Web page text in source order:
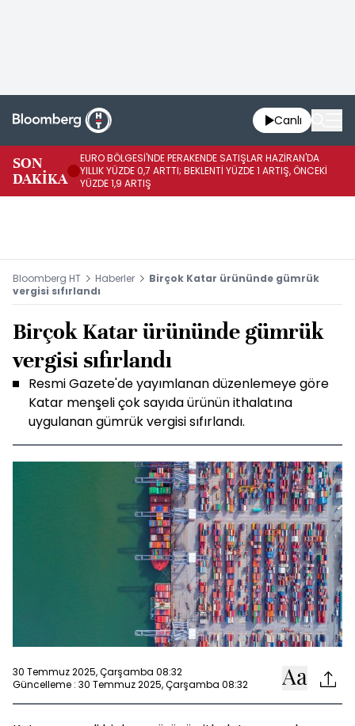
Canlı
SON
DAKİKA
EURO BÖLGESİ'NDE PERAKENDE SATIŞLAR HAZİRAN'DA
YILLIK YÜZDE 0,7 ARTTI; BEKLENTİ YÜZDE 1 ARTIŞ, ÖNCEKİ
YÜZDE 1,9 ARTIŞ
Bloomberg HT Haberler
Birçok Katar ürününde gümrük
vergisi sıfırlandı
Birçok Katar ürününde gümrük
vergisi sıfırlandı
Resmi Gazete'de yayımlanan düzenlemeye göre
Katar menşeli çok sayıda ürünün ithalatına
uygulanan gümrük vergisi sıfırlandı.
30 Temmuz 2025, Çarşamba 08:32
Güncelleme : 30 Temmuz 2025, Çarşamba 08:32